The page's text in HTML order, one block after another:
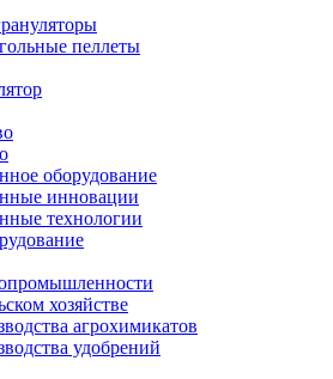
пеллеты
оборудование
инновации
технологии
хозяйстве
агрохимикатов
удобрений